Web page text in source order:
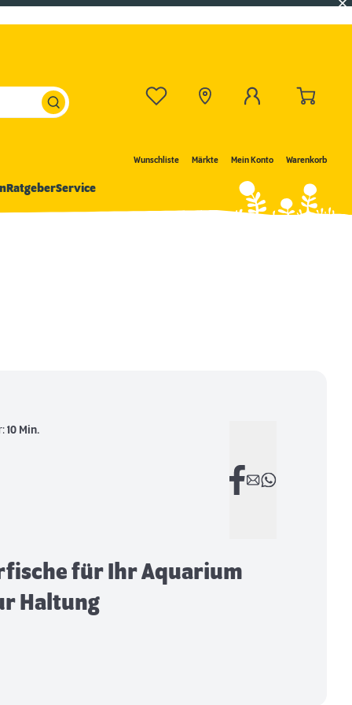
Wunschliste Märkte Mein Konto Warenkorb
RatgeberService
10 Min.
für Ihr Aquarium
Haltung